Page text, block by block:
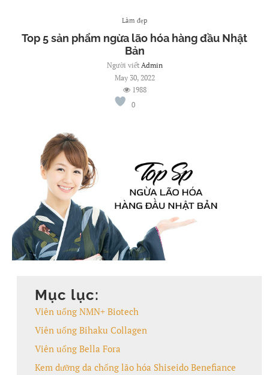
Làm đẹp
Top 5 sản phẩm ngừa lão hóa hàng đầu Nhật
Bản
Người viết Admin
May 30, 2022
1988
0
Mục lục:
Viên uống NMN+ Biotech
Viên uống Bihaku Collagen
Viên uống Bella Fora
Kem dưỡng da chống lão hóa Shiseido Benefiance